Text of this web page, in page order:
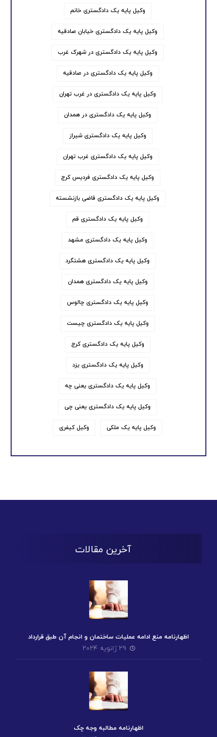
وکیل پایه یک دادگستری خانم
وکیل پایه یک دادگستری خیابان صادقیه
وکیل پایه یک دادگستری در شهرک غرب
وکیل پایه یک دادگستری در صادقیه
وکیل پایه یک دادگستری در غرب تهران
وکیل پایه یک دادگستری در همدان
وکیل پایه یک دادگستری شیراز
وکیل پایه یک دادگستری غرب تهران
وکیل پایه یک دادگستری فردیس کرج
وکیل پایه یک دادگستری قاضی بازنشسته
وکیل پایه یک دادگستری قم
وکیل پایه یک دادگستری مشهد
وکیل پایه یک دادگستری هشتگرد
وکیل پایه یک دادگستری همدان
وکیل پایه یک دادگستری چالوس
وکیل پایه یک دادگستری چیست
وکیل پایه یک دادگستری کرج
وکیل پایه یک دادگستری یزد
وکیل پایه یک دادگستری یعنی چه
وکیل پایه یک دادگستری یعنی چی
وکیل پایه یک ملکی وکیل کیفری
آخرین مقالات
اظهارنامه منع ادامه عملیات ساختمان و انجام آن طبق قرارداد
۲۹ ژانویه ۲۰۲۴
اظهارنامه مطالبه وجه چک